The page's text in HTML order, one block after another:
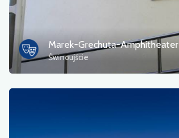
Marek-Grechuta-Amphitheater
Świnoujście